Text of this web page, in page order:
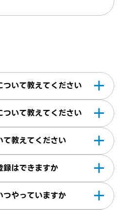
いただきます。ご紹介が
連絡をしていないため予
当にお気軽にご相談くだ
ついて教えてください
（登録型派遣）と無期雇
先がご紹介させていただ
般派遣（登録型派遣）：当
で派遣として就業先企業
ついて教えてください
後、派遣先企業が直接雇
確認してから、直接雇用
教えてください
事をご希望の方は、株式
面談は、オンラインで行
はできますか
籍の方は、在留資格の範
やっていますか